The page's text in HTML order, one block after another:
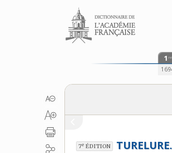
Aller au contenu
1 re
7e ÉDITION TURELURE.